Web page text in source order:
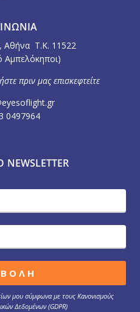
Αθήνα Τ.Κ. 11522
Αμπελόκηποι)
πριν μας επισκεφτείτε
0497964
μου σύμφωνα με τους Κανονισμούς
Δεδομένων (GDPR)